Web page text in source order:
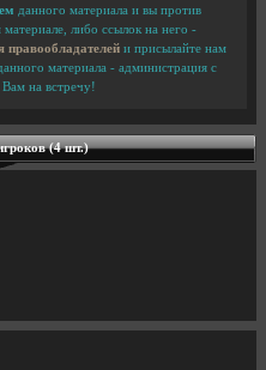
данного материала и вы против
либо ссылок на него -
правообладателей и присылайте нам
материала - администрация с
на встречу!
(4 шт.)